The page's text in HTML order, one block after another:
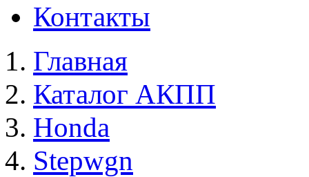
Контакты
Главная
Каталог АКПП
Honda
Stepwgn